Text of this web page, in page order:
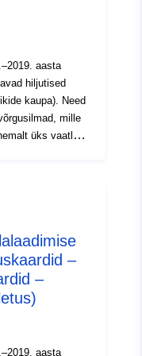
aasta
kaupa). Need
mille
üks vaatlus
näitab
ei tohiks
ja PDF-
liikide
tehtud
–
–
aasta